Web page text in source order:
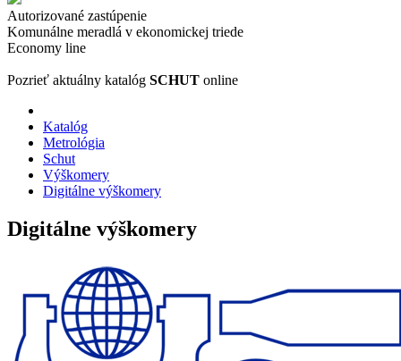
Autorizované zastúpenie
Komunálne meradlá v ekonomickej triede
Economy line
Pozrieť aktuálny katalóg SCHUT online
Katalóg
Metrológia
Schut
Výškomery
Digitálne výškomery
Digitálne výškomery